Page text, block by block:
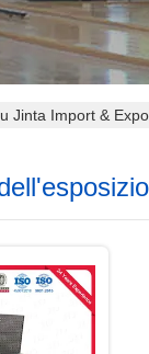
Jinta Import &